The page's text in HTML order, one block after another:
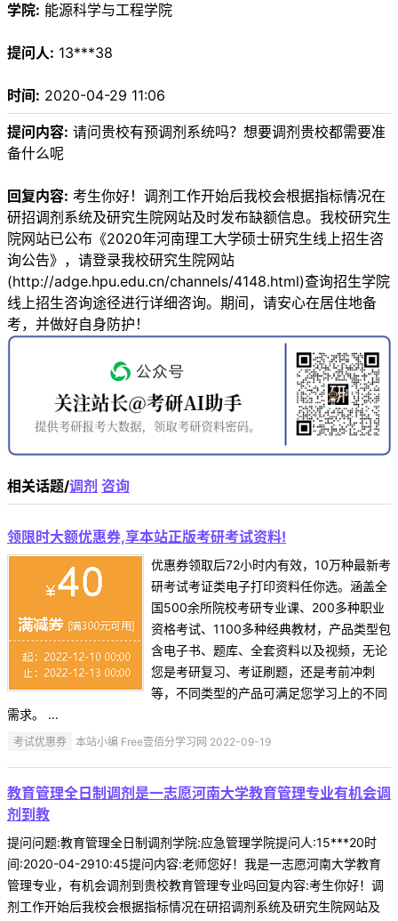
学院: 能源科学与工程学院
提问人: 13***38
时间: 2020-04-29 11:06
提问内容: 请问贵校有预调剂系统吗？想要调剂贵校都需要准
备什么呢
回复内容: 考生你好！调剂工作开始后我校会根据指标情况在
研招调剂系统及研究生院网站及时发布缺额信息。我校研究生
院网站已公布《2020年河南理工大学硕士研究生线上招生咨
询公告》，请登录我校研究生院网站
(http://adge.hpu.edu.cn/channels/4148.html)查询招生学院
线上招生咨询途径进行详细咨询。期间，请安心在居住地备
考，并做好自身防护！
相关话题/调剂 咨询
领限时大额优惠券,享本站正版考研考试资料!
优惠券领取后72小时内有效，10万种最新考
研考试考证类电子打印资料任你选。涵盖全
国500余所院校考研专业课、200多种职业
资格考试、1100多种经典教材，产品类型包
含电子书、题库、全套资料以及视频，无论
您是考研复习、考证刷题，还是考前冲刺
等，不同类型的产品可满足您学习上的不同
需求。 ...
考试优惠券 本站小编 Free壹佰分学习网 2022-09-19
教育管理全日制调剂是一志愿河南大学教育管理专业有机会调
剂到教
提问问题:教育管理全日制调剂学院:应急管理学院提问人:15***20时
间:2020-04-2910:45提问内容:老师您好！我是一志愿河南大学教育
管理专业，有机会调剂到贵校教育管理专业吗回复内容:考生你好！调
剂工作开始后我校会根据指标情况在研招调剂系统及研究生院网站及